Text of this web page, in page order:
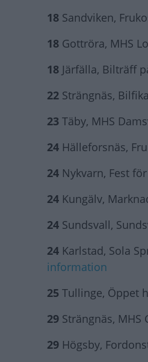
18 Sandviken,
18 Gottröra, MHS
18 Järfälla, Bilträff
22 Strängnäs,
23 Täby, MHS
24 Hälleforsnäs,
24 Nykvarn, Fest
24 Kungälv,
24 Sundsvall,
24 Karlstad, Sola
information
25 Tullinge, Öppet
29 Strängnäs, MHS
29 Högsby,